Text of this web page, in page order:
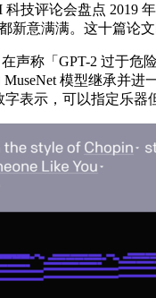
评论会盘点 2019 年
新意满满。这十篇论
称「GPT-2 过于危
MuseNet 模型继承并
表示，可以指定乐器